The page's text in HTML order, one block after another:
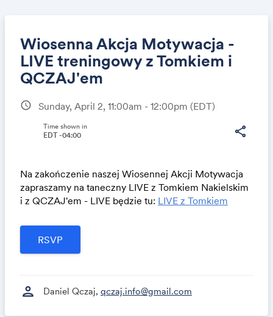
Wiosenna Akcja Motywacja -
LIVE treningowy z Tomkiem i
QCZAJ'em
schedule Sunday, April 2, 11:00am - 12:00pm (EDT)
share
Time shown in
EDT -04:00
Na zakończenie naszej Wiosennej Akcji Motywacja
zapraszamy na taneczny LIVE z Tomkiem Nakielskim
i z QCZAJ'em - LIVE będzie tu: ​ LIVE z Tomkiem
person Daniel Qczaj, qczaj.info@gmail.com